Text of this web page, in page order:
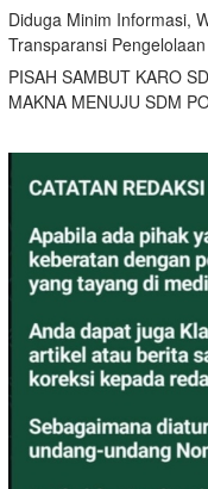
Diduga Minim Informasi,
Transparansi
PISAH SAMBUT KARO
MAKNA MENUJU SDM